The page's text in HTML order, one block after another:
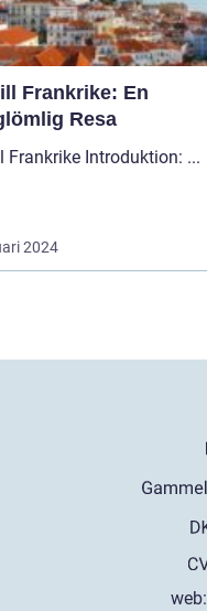
Frankrike: En
Resa
Åka till Frankrike Introduktion: ...
2024
web: